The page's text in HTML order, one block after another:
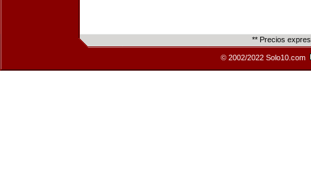
** Precios
© 2002/2022 Solo10.com